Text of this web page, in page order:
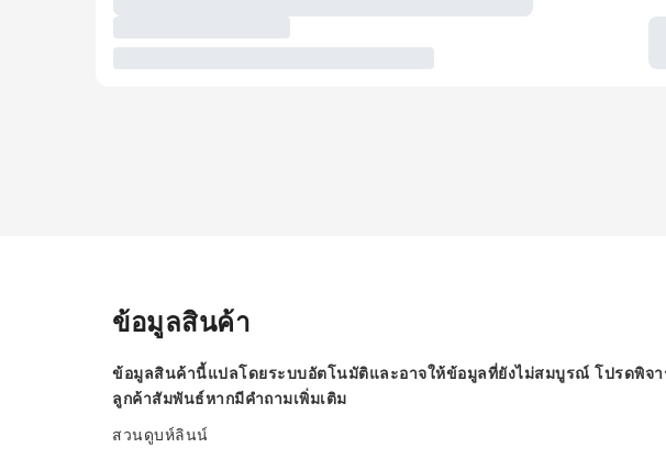
ข้อมูลสินค้า
ข้อมูลสินค้านี้แปลโดยระบบอัตโนมัติและอาจให้ข้อมูลที่ยังไม่สมบูรณ์ โปรดพิจ
ลูกค้าสัมพันธ์หากมีคำถามเพิ่มเติม
สวนดูบห์ลินน์